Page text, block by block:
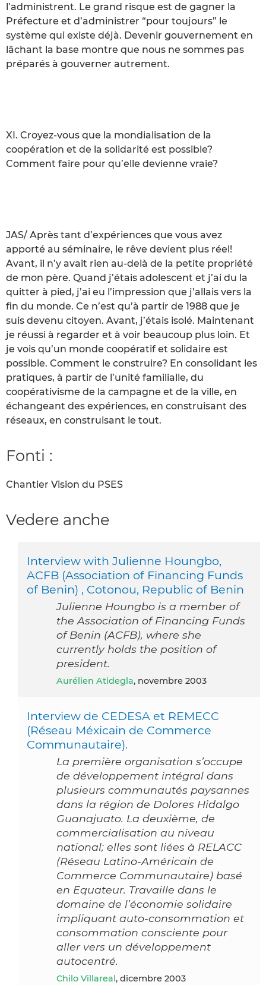
l’administrent. Le grand risque est de gagner la
Préfecture et d’administrer “pour toujours” le
système qui existe déjà. Devenir gouvernement en
lâchant la base montre que nous ne sommes pas
préparés à gouverner autrement.
XI. Croyez-vous que la mondialisation de la
coopération et de la solidarité est possible?
Comment faire pour qu’elle devienne vraie?
JAS/ Après tant d’expériences que vous avez
apporté au séminaire, le rêve devient plus réel!
Avant, il n’y avait rien au-delà de la petite propriété
de mon père. Quand j’étais adolescent et j’ai du la
quitter à pied, j’ai eu l’impression que j’allais vers la
fin du monde. Ce n’est qu’à partir de 1988 que je
suis devenu citoyen. Avant, j’étais isolé. Maintenant
je réussi à regarder et à voir beaucoup plus loin. Et
je vois qu’un monde coopératif et solidaire est
possible. Comment le construire? En consolidant les
pratiques, à partir de l’unité familialle, du
coopérativisme de la campagne et de la ville, en
échangeant des expériences, en construisant des
réseaux, en construisant le tout.
Fonti :
Chantier Vision du PSES
Vedere anche
Interview with Julienne Houngbo,
ACFB (Association of Financing Funds
of Benin) , Cotonou, Republic of Benin
Julienne Houngbo is a member of
the Association of Financing Funds
of Benin (ACFB), where she
currently holds the position of
president.
Aurélien Atidegla, novembre 2003
Interview de CEDESA et REMECC
(Réseau Méxicain de Commerce
Communautaire).
La première organisation s’occupe
de développement intégral dans
plusieurs communautés paysannes
dans la région de Dolores Hidalgo
Guanajuato. La deuxième, de
commercialisation au niveau
national; elles sont liées à RELACC
(Réseau Latino-Américain de
Commerce Communautaire) basé
en Equateur. Travaille dans le
domaine de l’économie solidaire
impliquant auto-consommation et
consommation consciente pour
aller vers un développement
autocentré.
Chilo Villareal , dicembre 2003